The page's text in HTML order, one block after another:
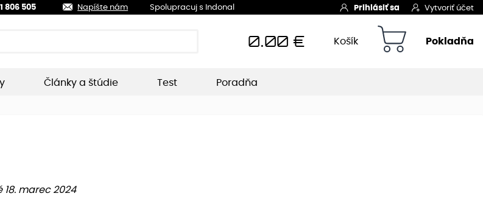
806 505 Napíšte nám Spolupracuj s Indonal Prihlásiť sa Vytvoriť účet
0.00€ Košík Pokladňa
Články a štúdie Test Poradňa
marec 2024